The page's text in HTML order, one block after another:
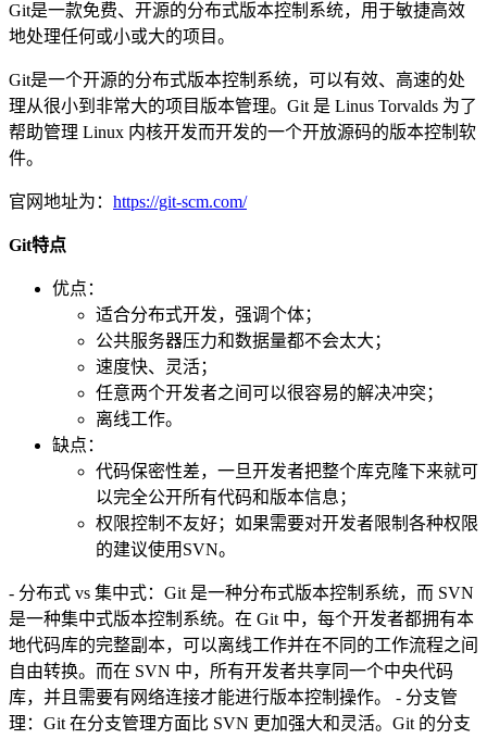
Git是一款免费、开源的分布式版本控制系统，用于敏捷高效
地处理任何或小或大的项目。
Git是一个开源的分布式版本控制系统，可以有效、高速的处
理从很小到非常大的项目版本管理。Git 是 Linus Torvalds 为了
帮助管理 Linux 内核开发而开发的一个开放源码的版本控制软
件。
官网地址为： https://git-scm.com/
Git特点
优点：
适合分布式开发，强调个体；
公共服务器压力和数据量都不会太大；
速度快、灵活；
任意两个开发者之间可以很容易的解决冲突；
离线工作。
缺点：
代码保密性差，一旦开发者把整个库克隆下来就可
以完全公开所有代码和版本信息；
权限控制不友好；如果需要对开发者限制各种权限
的建议使用SVN。
- 分布式 vs 集中式：Git 是一种分布式版本控制系统，而 SVN
是一种集中式版本控制系统。在 Git 中，每个开发者都拥有本
地代码库的完整副本，可以离线工作并在不同的工作流程之间
自由转换。而在 SVN 中，所有开发者共享同一个中央代码
库，并且需要有网络连接才能进行版本控制操作。 - 分支管
理：Git 在分支管理方面比 SVN 更加强大和灵活。Git 的分支